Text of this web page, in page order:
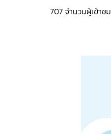
707 จำนวนผู้เข้าชม